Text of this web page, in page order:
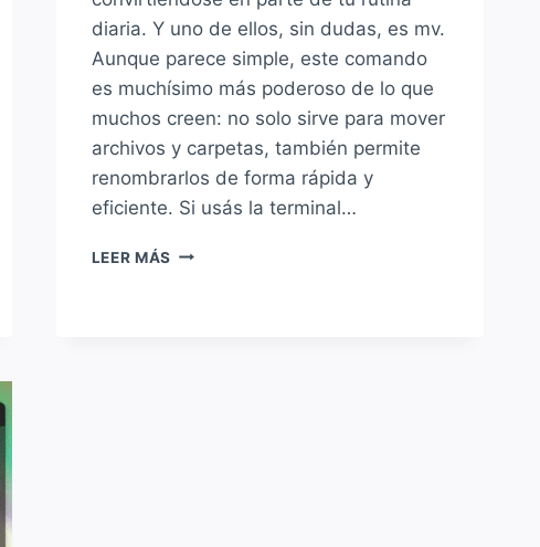
diaria. Y uno de ellos, sin dudas, es mv.
Aunque parece simple, este comando
es muchísimo más poderoso de lo que
muchos creen: no solo sirve para mover
archivos y carpetas, también permite
renombrarlos de forma rápida y
eficiente. Si usás la terminal…
LEER MÁS CÓMO